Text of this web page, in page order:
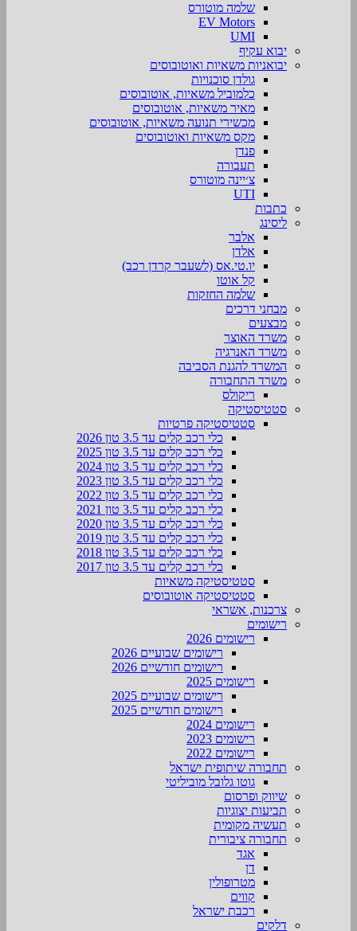
שלמה מוטורס
EV Motors
UMI
יבוא עקיף
יבואניות משאיות ואוטובוסים
גולדן סוכנויות
כלמוביל משאיות, אוטובוסים
מאיר משאיות, אוטובוסים
מכשירי תנועה משאיות, אוטובוסים
מקס משאיות ואוטובוסים
פנדן
תעבורה
צ׳יינה מוטורס
UTI
כתבות
ליסינג
אלבר
אלדן
יו.טי.אס (לשעבר קרדן רכב)
קל אוטו
שלמה החזקות
מבחני דרכים
מבצעים
משרד האוצר
משרד האנרגיה
המשרד להגנת הסביבה
משרד התחבורה
ריקולס
סטטיסטיקה
סטטיסטיקה פרטיות
כלי רכב קלים עד 3.5 טון 2026
כלי רכב קלים עד 3.5 טון 2025
כלי רכב קלים עד 3.5 טון 2024
כלי רכב קלים עד 3.5 טון 2023
כלי רכב קלים עד 3.5 טון 2022
כלי רכב קלים עד 3.5 טון 2021
כלי רכב קלים עד 3.5 טון 2020
כלי רכב קלים עד 3.5 טון 2019
כלי רכב קלים עד 3.5 טון 2018
כלי רכב קלים עד 3.5 טון 2017
סטטיסטיקה משאיות
סטטיסטיקה אוטובוסים
צרכנות, אשראי
רישומים
רישומים 2026
רישומים שבועיים 2026
רישומים חודשיים 2026
רישומים 2025
רישומים שבועיים 2025
רישומים חודשיים 2025
רישומים 2024
רישומים 2023
רישומים 2022
תחבורה שיתופית ישראל
גוטו גלובל מוביליטי
שיווק ופרסום
תביעות יצוגיות
תעשיה מקומית
תחבורה ציבורית
אגד
דן
מטרופולין
קווים
רכבת ישראל
דלקים